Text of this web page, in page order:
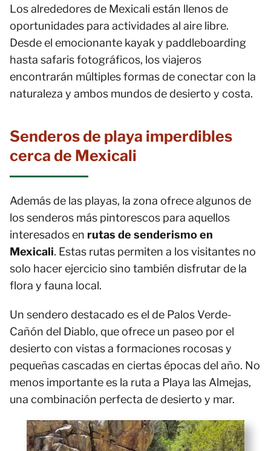
Los alrededores de Mexicali están llenos de
oportunidades para actividades al aire libre.
Desde el emocionante kayak y paddleboarding
hasta safaris fotográficos, los viajeros
encontrarán múltiples formas de conectar con la
naturaleza y ambos mundos de desierto y costa.
Senderos de playa imperdibles
cerca de Mexicali
Además de las playas, la zona ofrece algunos de
los senderos más pintorescos para aquellos
interesados en rutas de senderismo en
Mexicali. Estas rutas permiten a los visitantes no
solo hacer ejercicio sino también disfrutar de la
flora y fauna local.
Un sendero destacado es el de Palos Verde-
Cañón del Diablo, que ofrece un paseo por el
desierto con vistas a formaciones rocosas y
pequeñas cascadas en ciertas épocas del año. No
menos importante es la ruta a Playa las Almejas,
una combinación perfecta de desierto y mar.